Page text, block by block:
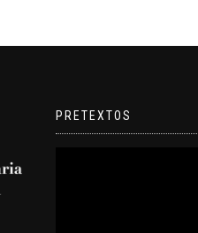
PRETEXTOS